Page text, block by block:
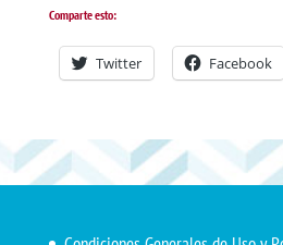
Comparte esto:
Twitter Facebook